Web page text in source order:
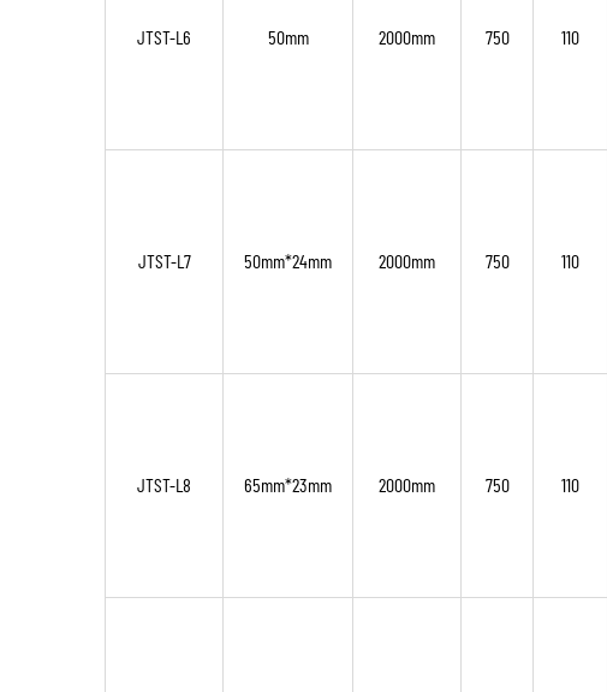
JTST-L6 50mm 2000mm 750 110
JTST-L7 50mm*24mm 2000mm 750 110
JTST-L8 65mm*23mm 2000mm 750 110